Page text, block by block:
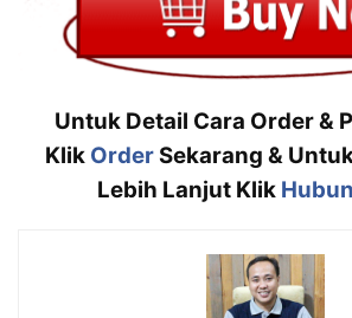
Untuk Detail Cara Order &
Klik OrderSekarang &
Lebih Lanjut Klik